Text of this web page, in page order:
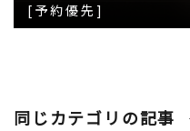
[予約優先]
同じカテゴリの記事